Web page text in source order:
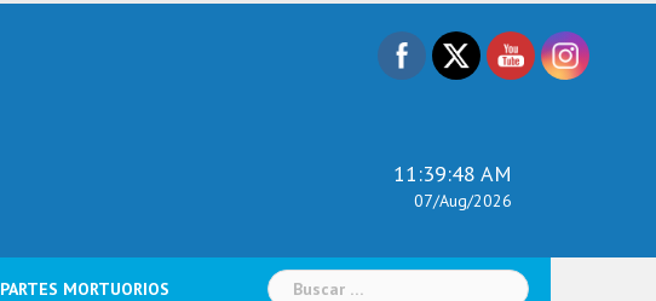
11:39:49 AM
07/Aug/2026
PARTES MORTUORIOS Buscar: